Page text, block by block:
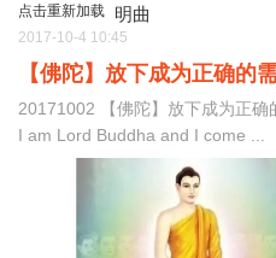
点击重新加载 明曲
2017-10-4 10:45
【佛陀】放下成为正确的
20171002 【佛陀】放下成为正
I am Lord Buddha and I come ...